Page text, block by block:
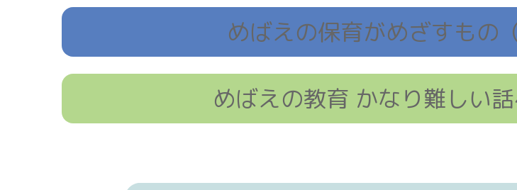
めばえの保育がめざすもの
めばえの教育 かなり難しい